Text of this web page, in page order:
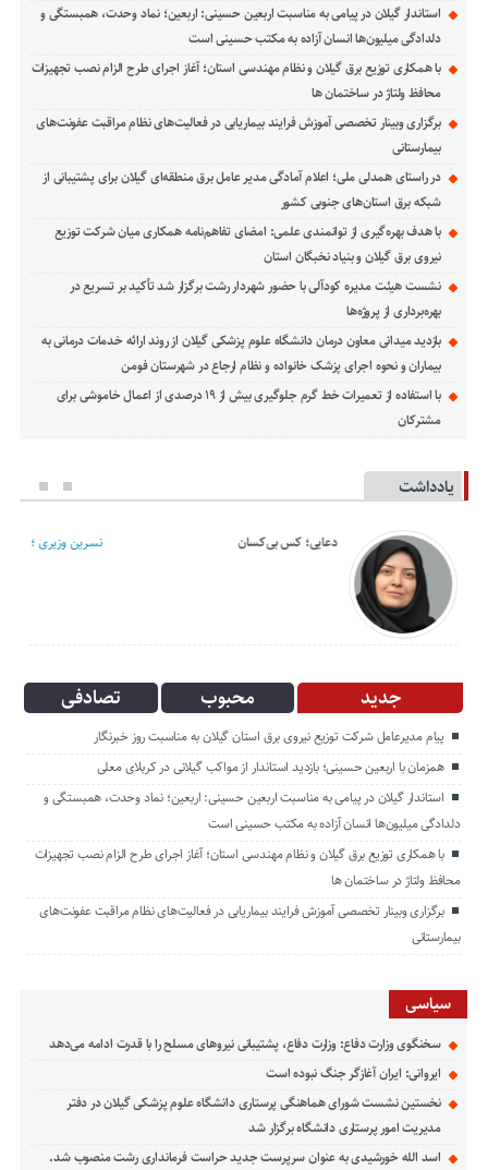
استاندار گیلان در پیامی به مناسبت اربعین حسینی: اربعین؛ نماد وحدت، همبستگی و
دلدادگی میلیون‌ها انسان آزاده به مکتب حسینی است
با همکاری توزیع برق گیلان و نظام مهندسی استان؛ آغاز اجرای طرح الزام نصب تجهیزات
محافظ ولتاژ در ساختمان ها
برگزاری وبینار تخصصی آموزش فرایند بیماریابی در فعالیت‌های نظام مراقبت عفونت‌های
بیمارستانی
در راستای همدلی ملی؛ اعلام آمادگی مدیر عامل برق منطقه‌ای گیلان برای پشتیبانی از
شبكه برق استان‌های جنوبی كشور
با هدف بهره‌گیری از توانمندی علمی: امضای تفاهم‌نامه همكاری میان شركت توزیع
نیروی برق گیلان و بنیاد نخبگان استان
نشست هیئت مدیره کودآلی با حضور شهردار رشت برگزار شد تأکید بر تسریع در
بهره‌برداری از پروژه‌ها
بازدید میدانی معاون درمان دانشگاه علوم پزشکی گیلان از روند ارائه خدمات درمانی به
بیماران و نحوه اجرای پزشک خانواده و نظام ارجاع در شهرستان فومن
با استفاده از تعمیرات خط گرم جلوگیری بیش از ۱۹ درصدی از اعمال خاموشی برای
مشتركان
یادداشت
دعایی؛ کس بی‌کسان نسرین وزیری ؛
جدید محبوب تصادفی
پیام مدیرعامل شركت توزیع نیروی برق استان گیلان به مناسبت روز خبرنگار ‌
همزمان با اربعین حسینی؛ بازدید استاندار از مواکب گیلانی در کربلای معلی
استاندار گیلان در پیامی به مناسبت اربعین حسینی: اربعین؛ نماد وحدت، همبستگی و
دلدادگی میلیون‌ها انسان آزاده به مکتب حسینی است
با همکاری توزیع برق گیلان و نظام مهندسی استان؛ آغاز اجرای طرح الزام نصب تجهیزات
محافظ ولتاژ در ساختمان ها
برگزاری وبینار تخصصی آموزش فرایند بیماریابی در فعالیت‌های نظام مراقبت عفونت‌های
بیمارستانی
سیاسی
سخنگوی وزارت دفاع: وزارت دفاع، پشتیبانی نیرو‌های مسلح را با قدرت ادامه می‌دهد
ایروانی: ایران آغازگر جنگ نبوده است
نخستین نشست شورای هماهنگی پرستاری دانشگاه علوم پزشکی گیلان در دفتر
مدیریت امور پرستاری دانشگاه برگزار شد
اسد الله خورشیدی به عنوان سرپرست جدید حراست فرمانداری رشت منصوب شد.